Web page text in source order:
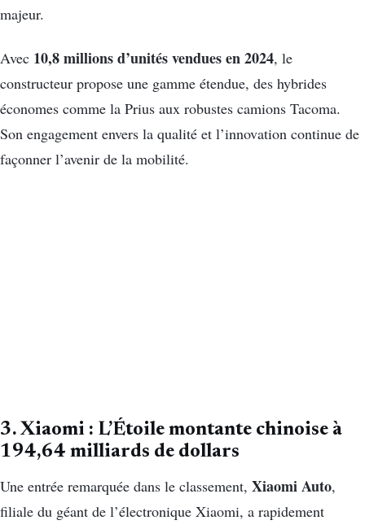
majeur.
Avec 10,8 millions d’unités vendues en 2024, le
constructeur propose une gamme étendue, des hybrides
économes comme la Prius aux robustes camions Tacoma.
Son engagement envers la qualité et l’innovation continue de
façonner l’avenir de la mobilité.
3. Xiaomi : L’Étoile montante chinoise à
194,64 milliards de dollars
Une entrée remarquée dans le classement, Xiaomi Auto,
filiale du géant de l’électronique Xiaomi, a rapidement